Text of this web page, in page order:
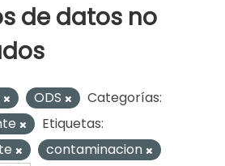
de datos no
ODS
Categorías:
Etiquetas:
contaminacion